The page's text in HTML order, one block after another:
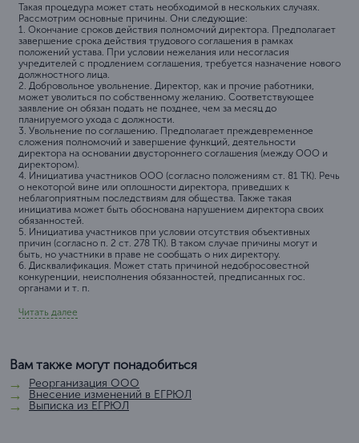
Такая процедура может стать необходимой в нескольких случаях.
Рассмотрим основные причины. Они следующие:
1. Окончание сроков действия полномочий директора. Предполагает
завершение срока действия трудового соглашения в рамках
положений устава. При условии нежелания или несогласия
учредителей с продлением соглашения, требуется назначение нового
должностного лица.
2. Добровольное увольнение. Директор, как и прочие работники,
может уволиться по собственному желанию. Соответствующее
заявление он обязан подать не позднее, чем за месяц до
планируемого ухода с должности.
3. Увольнение по соглашению. Предполагает преждевременное
сложения полномочий и завершение функций, деятельности
директора на основании двустороннего соглашения (между ООО и
директором).
4. Инициатива участников ООО (согласно положениям ст. 81 ТК). Речь
о некоторой вине или оплошности директора, приведших к
неблагоприятным последствиям для общества. Также такая
инициатива может быть обоснована нарушением директора своих
обязанностей.
5. Инициатива участников при условии отсутствия объективных
причин (согласно п. 2 ст. 278 ТК). В таком случае причины могут и
быть, но участники в праве не сообщать о них директору.
6. Дисквалификация. Может стать причиной недобросовестной
конкуренции, неисполнения обязанностей, предписанных гос.
органами и т. п.
Читать далее
Вам также могут понадобиться
Реорганизация ООО
Внесение изменений в ЕГРЮЛ
Выписка из ЕГРЮЛ